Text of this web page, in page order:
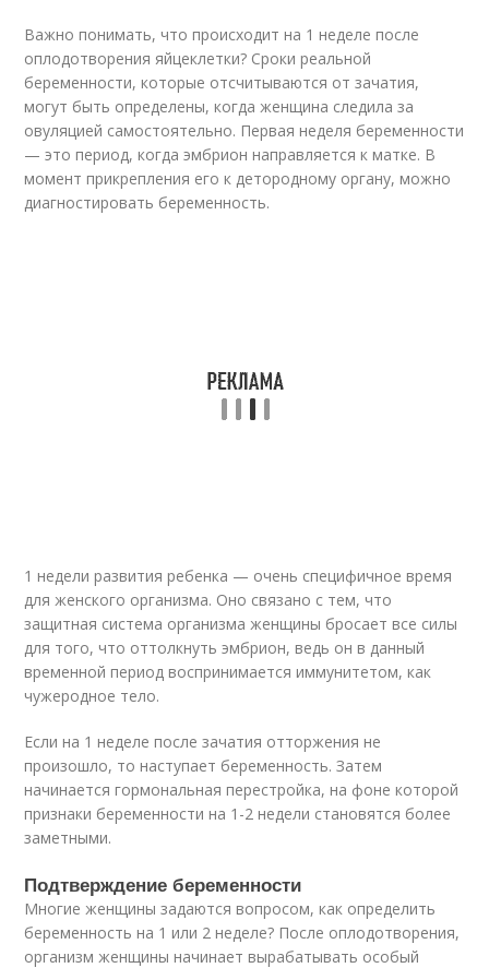
Важно понимать, что происходит на 1 неделе после
оплодотворения яйцеклетки? Сроки реальной
беременности, которые отсчитываются от зачатия,
могут быть определены, когда женщина следила за
овуляцией самостоятельно. Первая неделя беременности
— это период, когда эмбрион направляется к матке. В
момент прикрепления его к детородному органу, можно
диагностировать беременность.
1 недели развития ребенка — очень специфичное время
для женского организма. Оно связано с тем, что
защитная система организма женщины бросает все силы
для того, что оттолкнуть эмбрион, ведь он в данный
временной период воспринимается иммунитетом, как
чужеродное тело.
Если на 1 неделе после зачатия отторжения не
произошло, то наступает беременность. Затем
начинается гормональная перестройка, на фоне которой
признаки беременности на 1-2 недели становятся более
заметными.
Подтверждение беременности
Многие женщины задаются вопросом, как определить
беременность на 1 или 2 неделе? После оплодотворения,
организм женщины начинает вырабатывать особый